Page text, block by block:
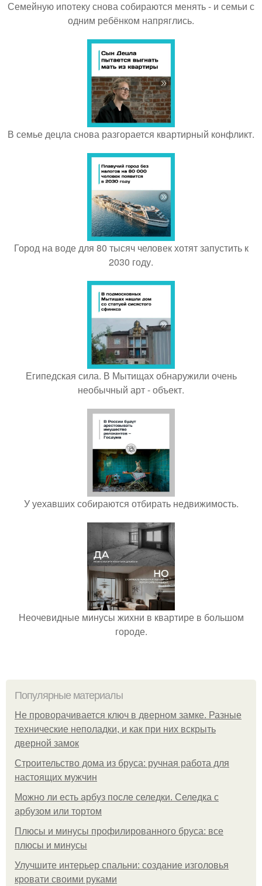
Семейную ипотеку снова собираются менять - и семьи с
одним ребёнком напряглись.
В семье децла снова разгорается квартирный конфликт.
Город на воде для 80 тысяч человек хотят запустить к
2030 году.
Египедская сила. В Мытищах обнаружили очень
необычный арт - объект.
У уехавших собираются отбирать недвижимость.
Неочевидные минусы жихни в квартире в большом
городе.
Популярные материалы
Не проворачивается ключ в дверном замке. Разные
технические неполадки, и как при них вскрыть
дверной замок
Строительство дома из бруса: ручная работа для
настоящих мужчин
Можно ли есть арбуз после селедки. Селедка с
арбузом или тортом
Плюсы и минусы профилированного бруса: все
плюсы и минусы
Улучшите интерьер спальни: создание изголовья
кровати своими руками